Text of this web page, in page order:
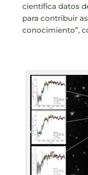
científica datos
para contribuir
conocimiento”,